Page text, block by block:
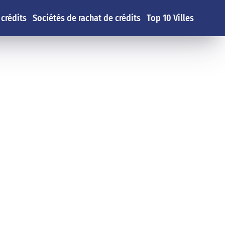
Sociétés de rachat de crédits Top 10 Villes